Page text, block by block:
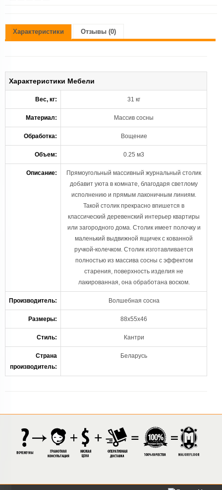
Характеристики Отзывы (0)
Характеристики Мебели
Вес, кг: 31 кг
Материал: Массив сосны
Обработка: Вощение
Объем: 0.25 м3
Описание:
Прямоугольный массивный журнальный столик
добавит уюта в комнате, благодаря светлому
исполнению и прямым лаконичным линиям.
Такой столик прекрасно впишется в
классический деревенский интерьер квартиры
или загородного дома. Столик имеет полочку и
маленький выдвижной ящичек с кованной
ручкой-колечком. Столик изготавливается
полностью из массива сосны с эффектом
старения, поверхность изделия не
лакированная, она обработана воском.
Производитель: Волшебная сосна
Размеры: 88х55х46
Стиль: Кантри
Страна
производитель:
Беларусь